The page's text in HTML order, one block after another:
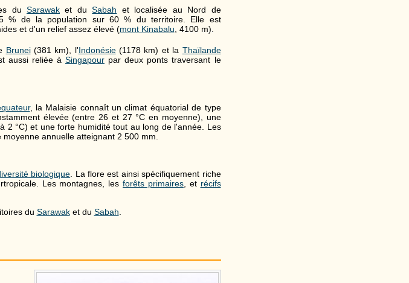
du Sarawak et duSabah et localisée au Nord de
% de la population sur 60 % du territoire. Elle est
et d'un relief assez élevé (mont Kinabalu , 4100 m).
Brunei(381 km), l'Indonésie(1178 km) et la Thaïlande
aussi reliée à Singapourpar deux ponts traversant le
, la Malaisie connaît un climat équatorial de type
élevée (entre 26 et 27 °C en moyenne), une
2 °C) et une forte humidité tout au long de l'année. Les
annuelle atteignant 2 500 mm.
biologique . La flore est ainsi spécifiquement riche
Les montagnes, lesforêts primaires, et récifs
du Sarawaket du Sabah